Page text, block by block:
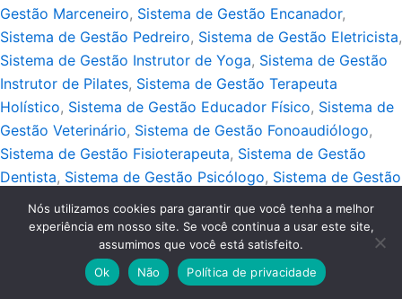
Gestão Marceneiro, Sistema de Gestão Encanador,
Sistema de Gestão Pedreiro, Sistema de Gestão Eletricista,
Sistema de Gestão Instrutor de Yoga, Sistema de Gestão
Instrutor de Pilates, Sistema de Gestão Terapeuta
Holístico, Sistema de Gestão Educador Físico, Sistema de
Gestão Veterinário, Sistema de Gestão Fonoaudiólogo,
Sistema de Gestão Fisioterapeuta, Sistema de Gestão
Dentista, Sistema de Gestão Psicólogo, Sistema de Gestão
Personal Trainer
Sistema de Gestão Nutricionista
Sistema
de Gestão Podólogo,Sistema de Gestão Tatuador,
Sistema de Gestão Massagista, Sistema de Gestão
Sistema de Gestão Maquiador,Sistema de
Nós utilizamos cookies para garantir que você tenha a melhor
experiência em nosso site. Se você continua a usar este site,
assumimos que você está satisfeito.
Ok
Não Política de privacidade